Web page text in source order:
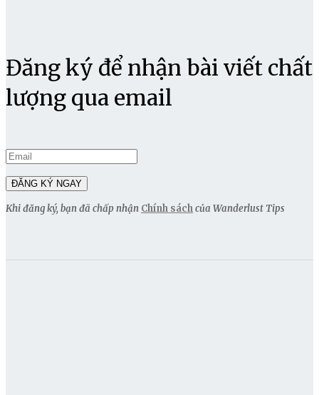
Đăng ký để nhận bài viết chất
lượng qua email
Khi đăng ký, bạn đã chấp nhận Chính sáchcủa Wanderlust Tips